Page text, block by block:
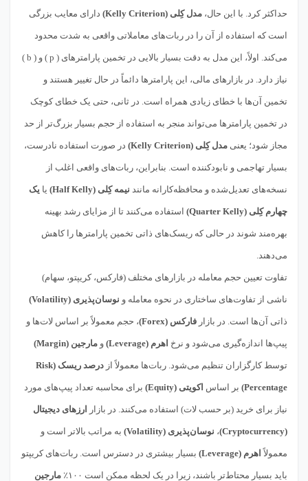
حداکثر کرد. با این حال، مدل کِلی (Kelly Criterion) دارای معایب بزرگی
است که استفاده از آن را در ربات‌های معاملاتی واقعی به شدت محدود
می‌کند. اولاً، این مدل به دقت بسیار بالایی در تخمین پارامترهای ( p ) و ( b )
نیاز دارد. در بازارهای مالی، این پارامترها دائماً در حال تغییر هستند و
تخمین آن‌ها با خطای زیادی همراه است. در ثانی، حتی یک خطای کوچک
در تخمین پارامترها می‌تواند منجر به استفاده از حجم بسیار بزرگ‌تر از حد
مجاز شود؛ یعنی مدل کِلی (Kelly Criterion) در صورت استفاده نادرست،
بسیار تهاجمی و نابودکننده است. بنابراین، ربات‌های واقعی اغلب از
نسخه‌های تعدیل‌شده و محافظه‌کارانه مانند نیمه کِلی (Half Kelly) یا یک
چهارم کِلی (Quarter Kelly) استفاده می‌کنند تا از مزایای رشد بهینه
بهره‌مند شوند در حالی که ریسک‌های ذاتی تخمین پارامترها را کاهش
می‌دهند.
تفاوت تعیین حجم معامله در بازارهای مختلف (فارکس، کریپتو، سهام)
ناشی از تفاوت‌های ساختاری در نحوه معامله و نوسان‌پذیری (Volatility)
ذاتی آن‌ها است. در بازار فارکس (Forex) ، حجم معمولاً بر اساس لات‌ها و
پیپ‌ها اندازه‌گیری می‌شود و نرخ اهرم (Leverage) و مارجین (Margin)
توسط کارگزاران تنظیم می‌شود. ربات‌ها معمولاً از درصد ریسک (Risk
Percentage) بر اساس اکویتی (Equity) برای محاسبه تعداد پیپ‌های مورد
نیاز برای خرید (بر حسب لات) استفاده می‌کنند. در بازار ارزهای دیجیتال
(Cryptocurrency) ، نوسان‌پذیری (Volatility) به مراتب بالاتر است و
معمولاً اهرم (Leverage) بسیار بیشتری در دسترس است. ربات‌های کریپتو
باید بسیار محتاط‌تر باشند، زیرا در یک لحظه ممکن است ۱۰۰٪ مارجین